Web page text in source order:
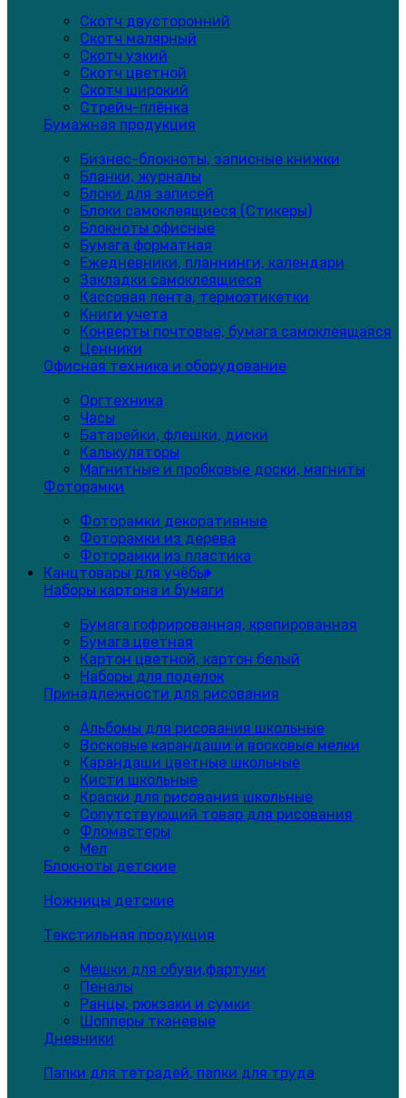
Скотч двусторонний
Скотч малярный
Скотч узкий
Скотч цветной
Скотч широкий
Стрейч-плёнка
Бумажная продукция
Бизнес-блокноты, записные книжки
Бланки, журналы
Блоки для записей
Блоки самоклеящиеся (Стикеры)
Блокноты офисные
Бумага форматная
Ежедневники, планнинги, календари
Закладки самоклеящиеся
Кассовая лента, термоэтикетки
Книги учета
Конверты почтовые, бумага самоклеящаяся
Ценники
Офисная техника и оборудование
Оргтехника
Часы
Батарейки, флешки, диски
Калькуляторы
Магнитные и пробковые доски, магниты
Фоторамки
Фоторамки декоративные
Фоторамки из дерева
Фоторамки из пластика
Канцтовары для учёбы
Наборы картона и бумаги
Бумага гофрированная, крепированная
Бумага цветная
Картон цветной, картон белый
Наборы для поделок
Принадлежности для рисования
Альбомы для рисования школьные
Восковые карандаши и восковые мелки
Карандаши цветные школьные
Кисти школьные
Краски для рисования школьные
Сопутствующий товар для рисования
Фломастеры
Мел
Блокноты детские
Ножницы детские
Текстильная продукция
Мешки для обуви,фартуки
Пеналы
Ранцы, рюкзаки и сумки
Шопперы тканевые
Дневники
Папки для тетрадей, папки для труда